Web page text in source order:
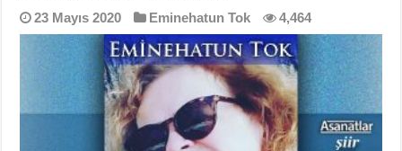
23 Mayıs 2020 Eminehatun Tok 4,464